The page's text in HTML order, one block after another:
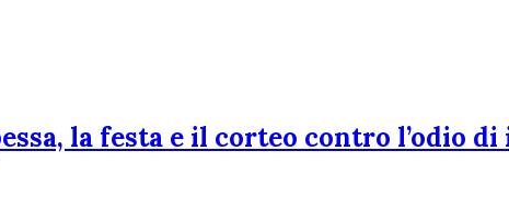
la festa e il corteo contro l’odio